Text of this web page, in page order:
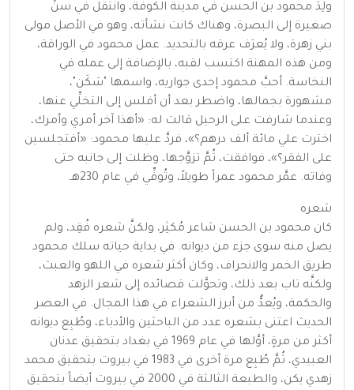
ولِدَ محمود بن الحسن في مدينة الكوفة، وانتقل في سنٍّ
صغيرة إلى البصرة، وهناك كانت نشأته، وهو في الأصل مولى
بني زهرة، ولا يُعرَف عرقه بالتحديد. عمل محمود في الوراقة،
ومن هذه المهنة اكتسب لقبه، بالإضافة إلى عمله في
النخاسة. أحبَّ محمود إحدى جواريه، واسمها "سَكَن"،
مشهورة بجمالها، واضطر بعد أن أفلس إلى التخلِّي عنها،
وعندما شارفت على الرحيل قالت له: «أهذا آخر أمري وأمرك،
اخترت علي مائة ألف درهم؟»، فردَّ عليها محمود: «أفتجلسين
على الفقر؟»، فوافقت، ثُمَّ تزوَّجها، وظلت إلى جانبه حتى
وفاته. عمَّر محمود عمراً طويلاً، وتُوفِّي في عام 230هـ.
شعره
كان محمود بن الحسن شاعر مُكثِر، ولكنَّ شعره فُقِد، ولم
يصل منه سوى جزء من ديوانه. في بداية حياته سلك محمود
طريق الخمر والانحراف، وكان أكثر شعره في اللهو والعبث،
ولكنَّه تاب بعد ذلك، وتحوَّلت قصائده إلى شعر الزهد
والحكمة، ويُعدُّ من أبرز الشعراء في هذا المجال. في العصر
الحديث اعتنى بشعره عدد من الباحثين والأدباء، وطُبِع ديوانه
أكثر من مرةٍ، أوَّلها في عام 1969 في بغداد بتحقيق عدنان
العبيدي، ثُمَّ طُبِع مرة أخرى في 1983 في بيروت بتحقيق محمد
زهدي يكن، والطبعة الثالثة في 2000 في بيروت أيضاً بتحقيق